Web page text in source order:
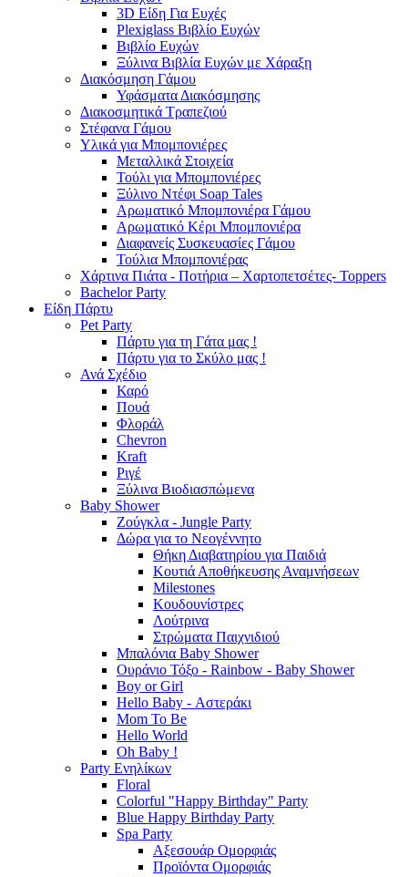
3D Είδη Για Ευχές
Plexiglass Βιβλίο Ευχών
Βιβλίο Ευχών
Ξύλινα Βιβλία Ευχών με Χάραξη
Διακόσμηση Γάμου
Υφάσματα Διακόσμησης
Διακοσμητικά Τραπεζιού
Στέφανα Γάμου
Υλικά για Μπομπονιέρες
Μεταλλικά Στοιχεία
Τούλι για Μπομπονιέρες
Ξύλινο Ντέφι Soap Tales
Αρωματικό Μπομπονιέρα Γάμου
Αρωματικό Κέρι Μπομπονιέρα
Διαφανείς Συσκευασίες Γάμου
Τούλια Μπομπονιέρας
Χάρτινα Πιάτα - Ποτήρια – Χαρτοπετσέτες- Toppers
Bachelor Party
Είδη Πάρτυ
Pet Party
Πάρτυ για τη Γάτα μας !
Πάρτυ για το Σκύλο μας !
Ανά Σχέδιο
Καρό
Πουά
Φλοράλ
Chevron
Kraft
Ριγέ
Ξύλινα Βιοδιασπώμενα
Baby Shower
Ζούγκλα - Jungle Party
Δώρα για το Νεογέννητο
Θήκη Διαβατηρίου για Παιδιά
Κουτιά Αποθήκευσης Αναμνήσεων
Milestones
Κουδουνίστρες
Λούτρινα
Στρώματα Παιχνιδιού
Μπαλόνια Baby Shower
Ουράνιο Τόξο - Rainbow - Baby Shower
Boy or Girl
Hello Baby - Αστεράκι
Mom To Be
Hello World
Oh Baby !
Party Ενηλίκων
Floral
Colorful "Happy Birthday" Party
Blue Happy Birthday Party
Spa Party
Αξεσουάρ Ομορφιάς
Προϊόντα Ομορφιάς